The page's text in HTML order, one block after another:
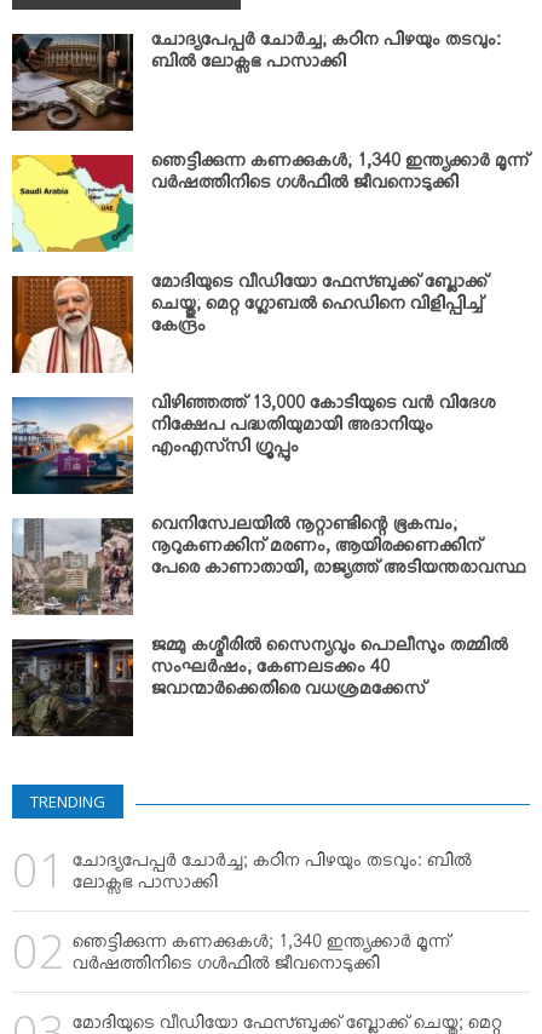
ചോദ്യപേപ്പര്‍ ചോര്‍ച്ച; കഠിന പിഴയും തടവും:
ബില്‍ ലോക്സഭ പാസാക്കി
ഞെട്ടിക്കുന്ന കണക്കുകള്‍; 1,340 ഇന്ത്യക്കാര്‍ മൂന്ന്
വര്‍ഷത്തിനിടെ ഗള്‍ഫില്‍ ജീവനൊടുക്കി
മോദിയുടെ വീഡിയോ ഫേസ്ബുക്ക് ബ്ലോക്ക്
ചെയ്തു; മെറ്റ ഗ്ലോബല്‍ ഹെഡിനെ വിളിപ്പിച്ച്
കേന്ദ്രം
വിഴിഞ്ഞത്ത് 13,000 കോടിയുടെ വന്‍ വിദേശ
നിക്ഷേപ പദ്ധതിയുമായി അദാനിയും
എംഎസ്‌സി ഗ്രൂപ്പും
വെനിസ്വേലയില്‍ നൂറ്റാണ്ടിന്റെ ഭൂകമ്പം;
നൂറുകണക്കിന് മരണം, ആയിരക്കണക്കിന്
പേരെ കാണാതായി, രാജ്യത്ത് അടിയന്തരാവസ്ഥ
ജമ്മു കശ്മീരില്‍ സൈന്യവും പൊലീസും തമ്മില്‍
സംഘര്‍ഷം; കേണലടക്കം 40
ജവാന്മാര്‍ക്കെതിരെ വധശ്രമക്കേസ്
TRENDING
ചോദ്യപേപ്പര്‍ ചോര്‍ച്ച; കഠിന പിഴയും തടവും: ബില്‍
ലോക്സഭ പാസാക്കി
ഞെട്ടിക്കുന്ന കണക്കുകള്‍; 1,340 ഇന്ത്യക്കാര്‍ മൂന്ന്
വര്‍ഷത്തിനിടെ ഗള്‍ഫില്‍ ജീവനൊടുക്കി
മോദിയുടെ വീഡിയോ ഫേസ്ബുക്ക് ബ്ലോക്ക് ചെയ്തു; മെറ്റ